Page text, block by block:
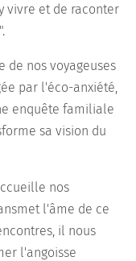
vivre et de raconter
de nos voyageuses
par l'éco-anxiété,
enquête familiale
sa vision du
nos
l'âme de ce
il nous
l'angoisse